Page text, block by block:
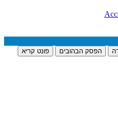
הפסק הבהובים
פונט קריא